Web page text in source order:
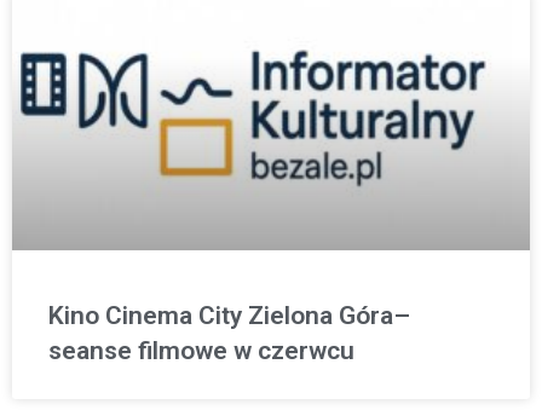
Kino Cinema City Zielona Góra–
seanse filmowe w czerwcu